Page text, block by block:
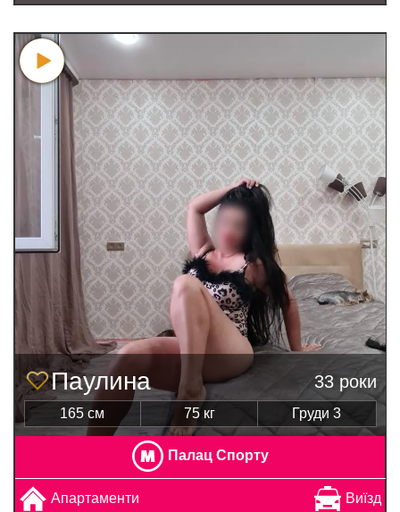
Паулина 33 роки
165 см 75 кг Груди 3
Палац Спорту
Апартаменти Виїзд